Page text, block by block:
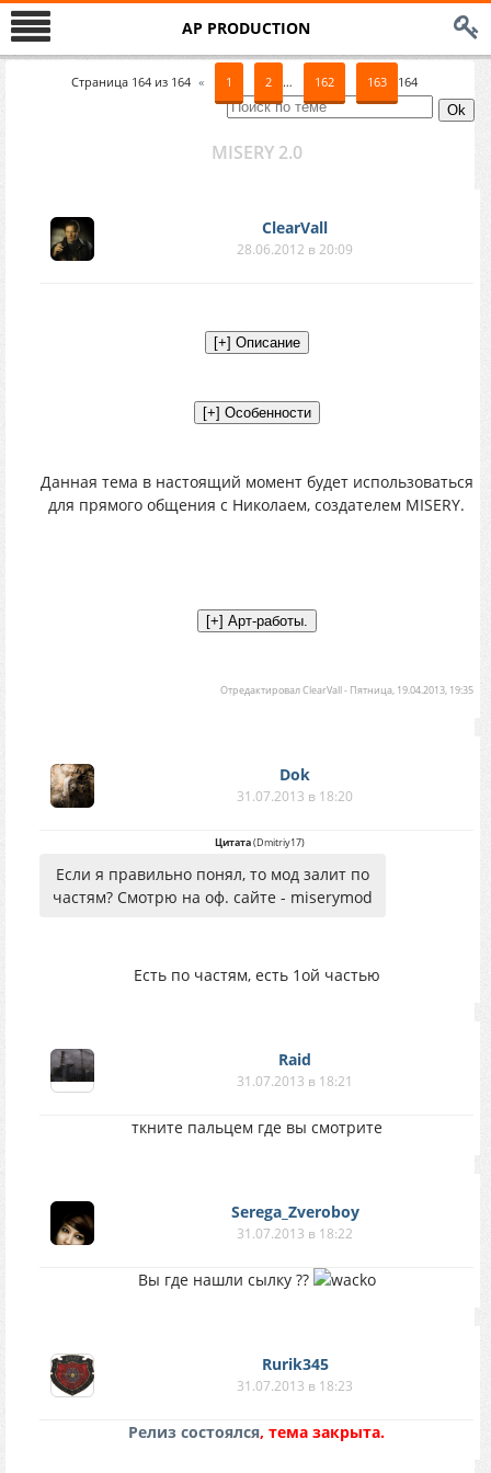
AP PRODUCTION
Страница 164из 164 « 1 2 … 162 163 164
MISERY 2.0
ClearVall
28.06.2012 в 20:09
Данная тема в настоящий момент будет использоваться
для прямого общения с Николаем, создателем MISERY.
ОтредактировалClearVall- Пятница, 19.04.2013, 19:35
Dok
31.07.2013 в 18:20
Цитата(Dmitriy17)
Если я правильно понял, то мод залит по
частям? Смотрю на оф. сайте - miserymod
Есть по частям, есть 1ой частью
Raid
31.07.2013 в 18:21
ткните пальцем где вы смотрите
Serega_Zveroboy
31.07.2013 в 18:22
Вы где нашли сылку ??
Rurik345
31.07.2013 в 18:23
Релиз состоялся, тема закрыта.